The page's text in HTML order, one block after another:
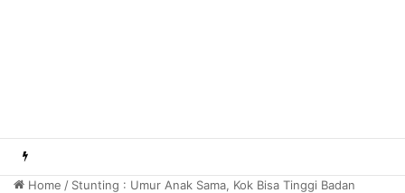
Home / Stunting : Umur Anak Sama, Kok Bisa Tinggi Badan